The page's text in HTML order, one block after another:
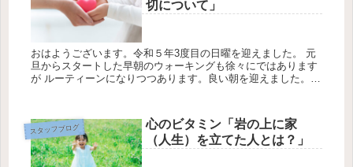
切について」
おはようございます。令和５年3度目の日曜を迎えました。 元
旦からスタートした早朝のウォーキングも徐々にではあります
が ルーティーンになりつつあります。良い朝を迎えました。感
スタッフブログ
心のビタミン「岩の上に家
（人生）を立てた人とは？」